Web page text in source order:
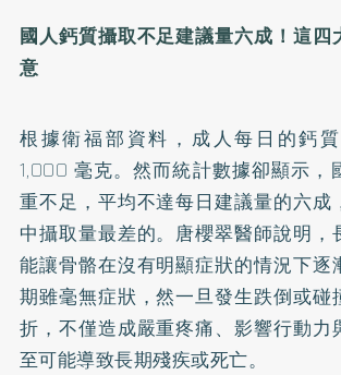
國人鈣質攝取不足建議量六成！這四
意
根據衛福部資料，成人每日的鈣
1,000 毫克。然而統計數據卻顯示，
重不足，平均不達每日建議量的六成
中攝取量最差的。唐櫻翠醫師說明，
能讓骨骼在沒有明顯症狀的情況下逐
期雖毫無症狀，然一旦發生跌倒或碰
折，不僅造成嚴重疼痛、影響行動力
至可能導致長期殘疾或死亡。